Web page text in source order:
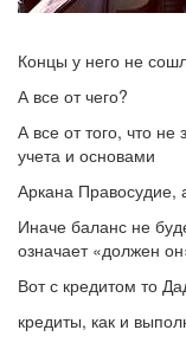
Концы у него не
А все от чего?
А все от того, что не
учета и основами
Аркана Правосудие,
Иначе баланс не
означает «должен
Вот с кредитом то
кредиты, как и